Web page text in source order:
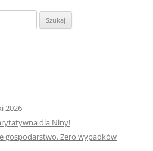
2026
dla Niny!
gospodarstwo. Zero wypadków